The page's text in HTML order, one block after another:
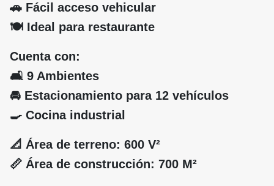
🚗 Fácil acceso vehicular
🍽️ Ideal para restaurante
Cuenta con:
🛋️ 9 Ambientes
🚘 Estacionamiento para 12 vehículos
🍳 Cocina industrial
📐 Área de terreno: 600 V²
📏 Área de construcción: 700 M²